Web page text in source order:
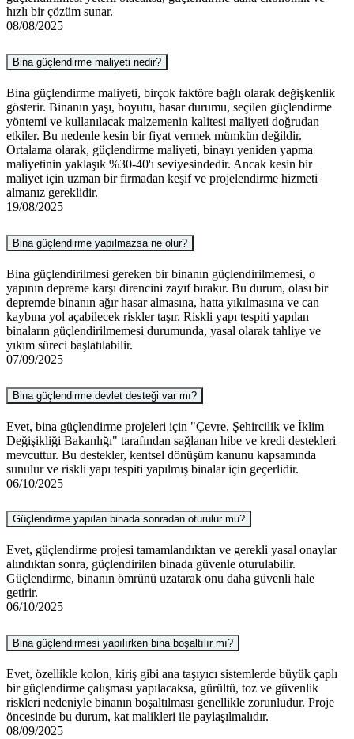
hızlı bir çözüm sunar.
08/08/2025
Bina güçlendirme maliyeti nedir?
Bina güçlendirme maliyeti, birçok faktöre bağlı olarak değişkenlik
gösterir. Binanın yaşı, boyutu, hasar durumu, seçilen güçlendirme
yöntemi ve kullanılacak malzemenin kalitesi maliyeti doğrudan
etkiler. Bu nedenle kesin bir fiyat vermek mümkün değildir.
Ortalama olarak, güçlendirme maliyeti, binayı yeniden yapma
maliyetinin yaklaşık %30-40'ı seviyesindedir. Ancak kesin bir
maliyet için uzman bir firmadan keşif ve projelendirme hizmeti
almanız gereklidir.
19/08/2025
Bina güçlendirme yapılmazsa ne olur?
Bina güçlendirilmesi gereken bir binanın güçlendirilmemesi, o
yapının depreme karşı direncini zayıf bırakır. Bu durum, olası bir
depremde binanın ağır hasar almasına, hatta yıkılmasına ve can
kaybına yol açabilecek riskler taşır. Riskli yapı tespiti yapılan
binaların güçlendirilmemesi durumunda, yasal olarak tahliye ve
yıkım süreci başlatılabilir.
07/09/2025
Bina güçlendirme devlet desteği var mı?
Evet, bina güçlendirme projeleri için "Çevre, Şehircilik ve İklim
Değişikliği Bakanlığı" tarafından sağlanan hibe ve kredi destekleri
mevcuttur. Bu destekler, kentsel dönüşüm kanunu kapsamında
sunulur ve riskli yapı tespiti yapılmış binalar için geçerlidir.
06/10/2025
Güçlendirme yapılan binada sonradan oturulur mu?
Evet, güçlendirme projesi tamamlandıktan ve gerekli yasal onaylar
alındıktan sonra, güçlendirilen binada güvenle oturulabilir.
Güçlendirme, binanın ömrünü uzatarak onu daha güvenli hale
getirir.
06/10/2025
Bina güçlendirmesi yapılırken bina boşaltılır mı?
Evet, özellikle kolon, kiriş gibi ana taşıyıcı sistemlerde büyük çaplı
bir güçlendirme çalışması yapılacaksa, gürültü, toz ve güvenlik
riskleri nedeniyle binanın boşaltılması genellikle zorunludur. Proje
öncesinde bu durum, kat malikleri ile paylaşılmalıdır.
08/09/2025